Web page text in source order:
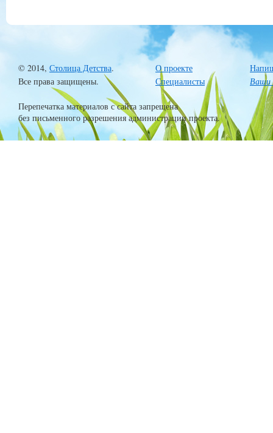
© 2014, Столица Детства.
Все права защищены.
О проекте
Специалисты
Ваши
Перепечатка материалов с сайта запрещена
без письменного разрешения администрации проекта.